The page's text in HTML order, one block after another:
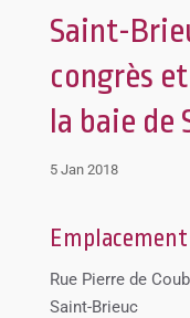
Saint-
congrès
la baie
5 Jan 2018
Emplacement
Rue Pierre de
Saint-Brieuc